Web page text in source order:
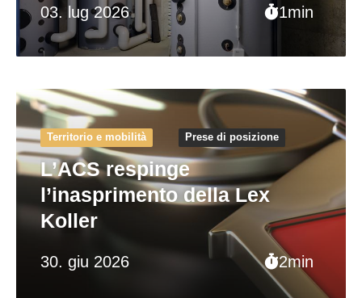
03. lug 2026 1min
30. giu 2026 2min
Territorio e mobilità Prese di posizione
L’ACS respinge
l’inasprimento della Lex
Koller